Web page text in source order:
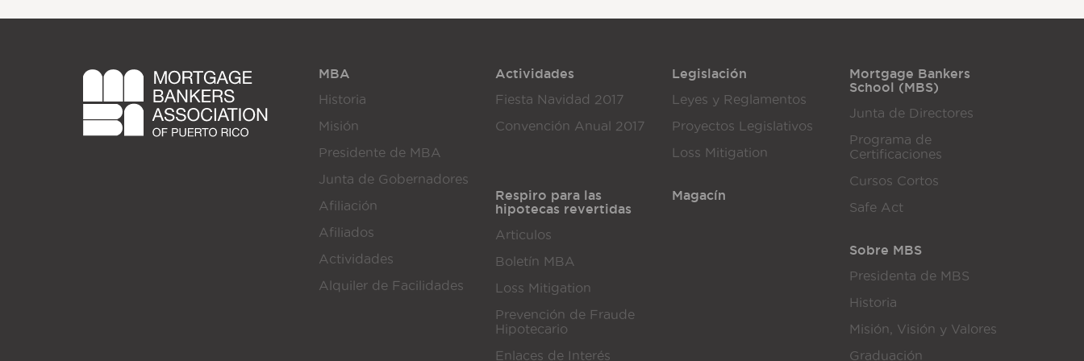
MBA
Historia
Misión
Presidente de MBA
Junta de Gobernadores
Afiliación
Afiliados
Actividades
Alquiler de Facilidades
Actividades
Fiesta Navidad 2017
Convención Anual 2017
Legislación
Leyes y Reglamentos
Proyectos Legislativos
Loss Mitigation
Respiro para las
hipotecas revertidas
Articulos
Boletín MBA
Loss Mitigation
Prevención de Fraude
Hipotecario
Enlaces de Interés
Magacín
Mortgage Bankers
School (MBS)
Junta de Directores
Programa de
Certificaciones
Cursos Cortos
Safe Act
Sobre MBS
Presidenta de MBS
Historia
Misión, Visión y Valores
Graduación